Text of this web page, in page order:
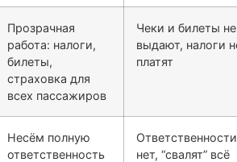
Прозрачная
работа: налоги,
билеты,
страховка для
всех пассажиров
Чеки и билеты не
выдают, налоги
платят
Несём полную
ответственность
Ответственности
нет, “свалят” всё